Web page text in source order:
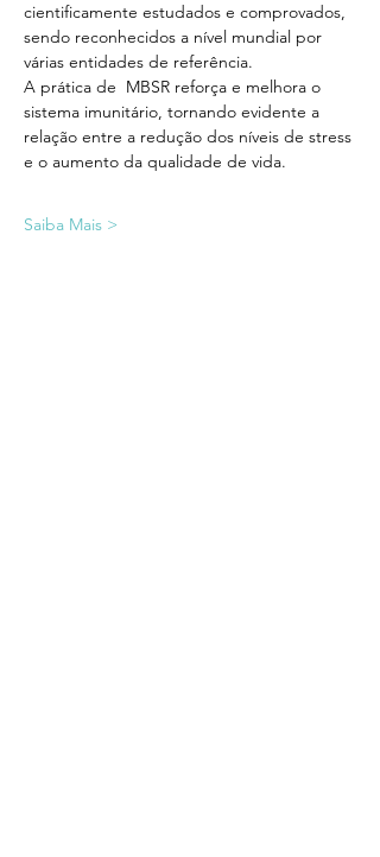
cientificamente estudados e comprovados,
sendo reconhecidos a nível mundial por
várias entidades de referência.
A prática de  MBSR reforça e melhora o
sistema imunitário, tornando evidente a
relação entre a redução dos níveis de stress
e o aumento da qualidade de vida.
Saiba Mais >